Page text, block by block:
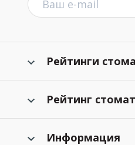
Рейтинги
Рейтинг
Информация